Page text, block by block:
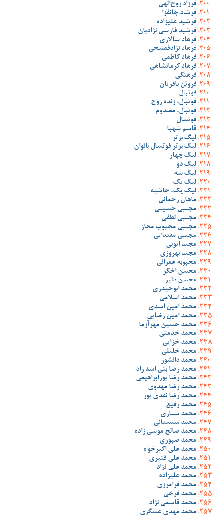
فرزاد روح‌الهی
فرشاد جانفزا
فرشید علیزاده
فرشید فارسی نژادیان
فرهاد سالاری
فرهاد نژادفصیحی
فرهاد کاظمی
فرهاد کرمانشاهی
فرهنگی
فروتن باقریان
فوتبال
فوتبال، زنده روح
فوتبال، مصدوم
فوتسال
قاسم شهبا
لیگ برتر
لیگ برتر فوتسال بانوان
لیگ چهار
لیگ دو
لیگ سه
لیگ یک
لیگ یک، حاشیه
ماهان رحمانی
مجتبی حسینی
مجتبی لطفی
مجتبی محبوب مجاز
مجتبی مقتدایی
مجید ایوبی
مجید بهروزی
محبوبه عمرانی
محسن اخگر
محسن دلیر
محمد ابوحیدری
محمد اسلامی
محمد امین اسدی
محمد امین رضایی
محمد حسین مهرآزما
محمد خدمتی
محمد خزایی
محمد خلیلی
محمد دانشور
محمد رضا بنی اسد راد
محمد رضا پورابراهیمی
محمد رضا مهدوی
محمد رضا نقدی پور
محمد رفیع
محمد ستاری
محمد سیستانی
محمد صالح موسی زاده
محمد صبوری
محمد علی اکبرخواه
محمد علی قنبری
محمد علی نژاد
محمد علیزاده
محمد فرامرزی
محمد فرخی
محمد قاسمی نژاد
محمد مهدی عسگری